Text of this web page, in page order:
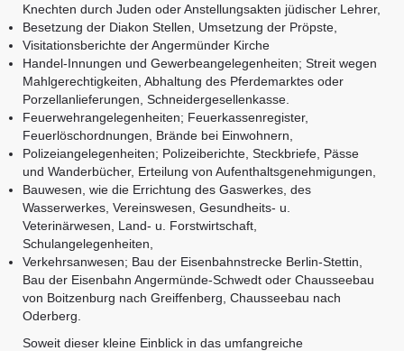
Knechten durch Juden oder Anstellungsakten jüdischer Lehrer,
Besetzung der Diakon Stellen, Umsetzung der Pröpste,
Visitationsberichte der Angermünder Kirche
Handel-Innungen und Gewerbeangelegenheiten; Streit wegen
Mahlgerechtigkeiten, Abhaltung des Pferdemarktes oder
Porzellanlieferungen, Schneidergesellenkasse.
Feuerwehrangelegenheiten; Feuerkassenregister,
Feuerlöschordnungen, Brände bei Einwohnern,
Polizeiangelegenheiten; Polizeiberichte, Steckbriefe, Pässe
und Wanderbücher, Erteilung von Aufenthaltsgenehmigungen,
Bauwesen, wie die Errichtung des Gaswerkes, des
Wasserwerkes, Vereinswesen, Gesundheits- u.
Veterinärwesen, Land- u. Forstwirtschaft,
Schulangelegenheiten,
Verkehrsanwesen; Bau der Eisenbahnstrecke Berlin-Stettin,
Bau der Eisenbahn Angermünde-Schwedt oder Chausseebau
von Boitzenburg nach Greiffenberg, Chausseebau nach
Oderberg.
Soweit dieser kleine Einblick in das umfangreiche